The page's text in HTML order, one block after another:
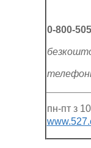
0-800-
пн-пт з